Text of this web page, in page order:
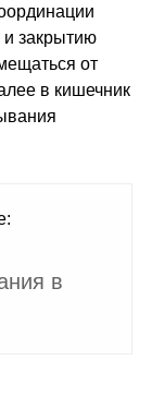
закрытию
от
в кишечник
в